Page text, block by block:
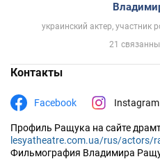
украинский актер, участник
21
Контакты
Facebook Instagram
Профиль Ращука на сайте
lesyatheatre.com.ua/rus/actors/
Фильмография Владимира